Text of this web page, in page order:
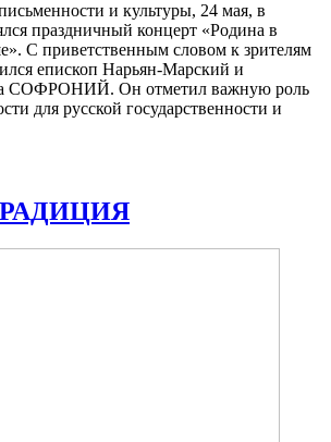
и культуры, 24 мая, в
праздничный концерт «Родина в
С приветственным словом к зрителям
епископ Нарьян-Марский и
СОФРОНИЙ. Он отметил важную роль
для русской государственности и